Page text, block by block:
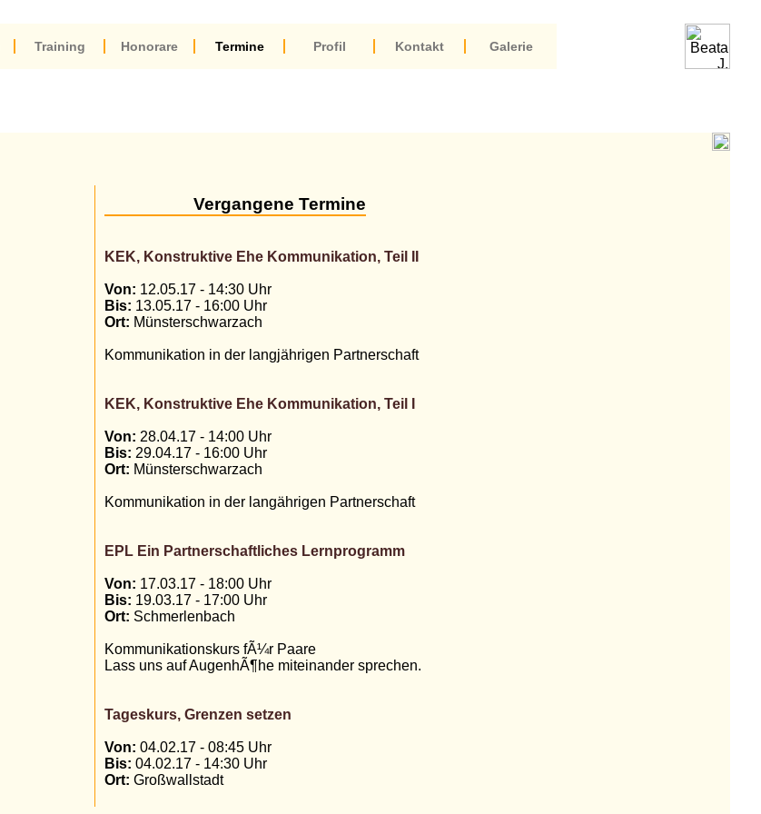
Training Honorare Termine Profil Kontakt Galerie
Vergangene Termine
KEK, Konstruktive Ehe Kommunikation, Teil II
Von: 12.05.17 - 14:30 Uhr
Bis: 13.05.17 - 16:00 Uhr
Ort: Münsterschwarzach
Kommunikation in der langjährigen Partnerschaft
KEK, Konstruktive Ehe Kommunikation, Teil I
Von: 28.04.17 - 14:00 Uhr
Bis: 29.04.17 - 16:00 Uhr
Ort: Münsterschwarzach
Kommunikation in der langährigen Partnerschaft
EPL Ein Partnerschaftliches Lernprogramm
Von: 17.03.17 - 18:00 Uhr
Bis: 19.03.17 - 17:00 Uhr
Ort: Schmerlenbach
Kommunikationskurs fÃ¼r Paare
Lass uns auf AugenhÃ¶he miteinander sprechen.
Tageskurs, Grenzen setzen
Von: 04.02.17 - 08:45 Uhr
Bis: 04.02.17 - 14:30 Uhr
Ort: Großwallstadt